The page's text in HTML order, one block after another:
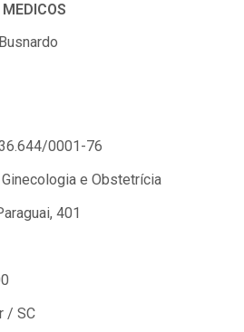
0001-76
Ginecologia e Obstetrícia
401
/ SC